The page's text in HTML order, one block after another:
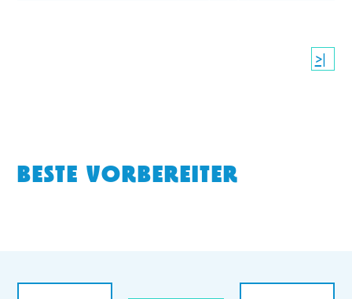
>|
BESTE VORBEREITER